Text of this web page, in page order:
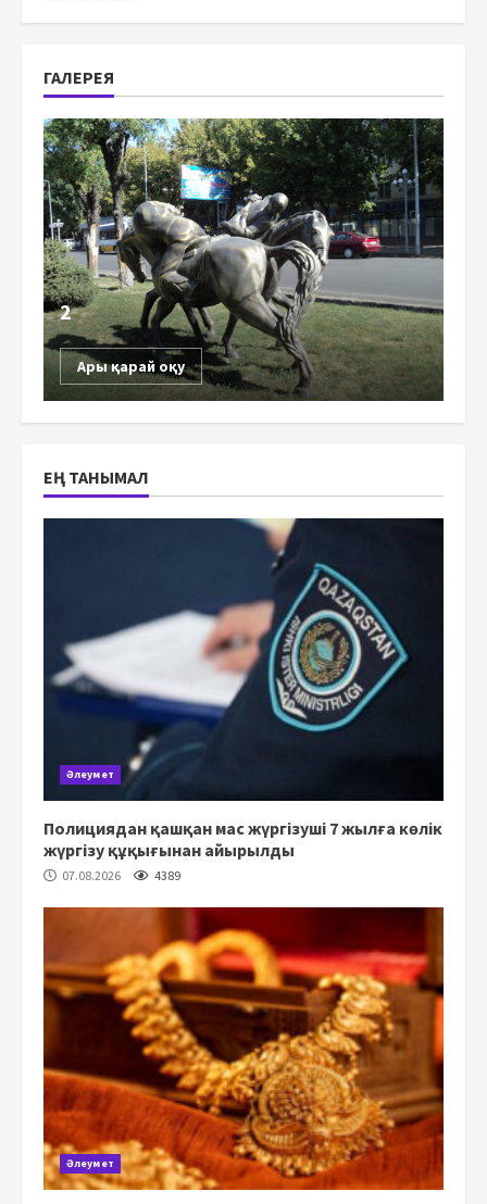
ГАЛЕРЕЯ
2
Ары қарай оқу
ЕҢ ТАНЫМАЛ
Әлеумет
Полициядан қашқан мас жүргізуші 7 жылға көлік
жүргізу құқығынан айырылды
07.08.2026 4389
Әлеумет